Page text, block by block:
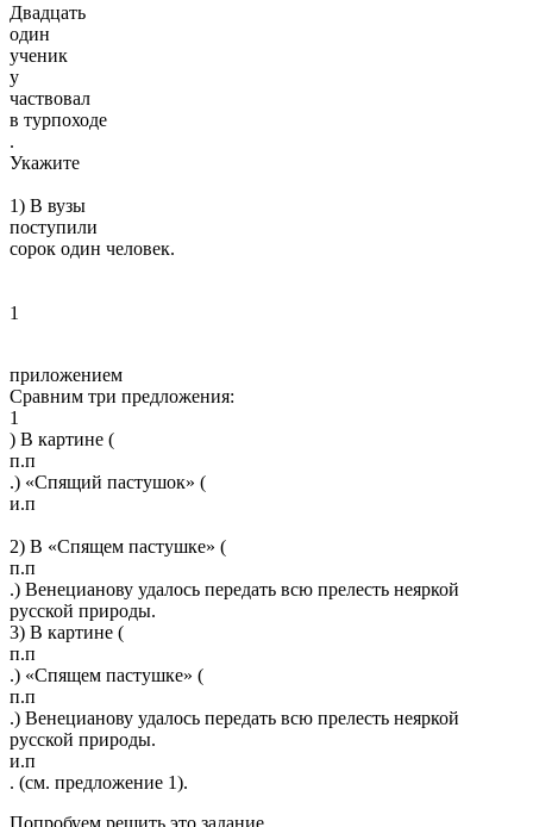
Двадцать
один
ученик
у
частвовал
в турпоходе
.
Укажите
1) В вузы
поступили
сорок один человек.
1
приложением
Сравним три предложения:
1
) В картине (
п.п
.) «Спящий пастушок» (
и.п
2) В «Спящем пастушке» (
п.п
.) Венецианову удалось передать всю прелесть неяркой
русской природы.
3) В картине (
п.п
.) «Спящем пастушке» (
п.п
.) Венецианову удалось передать всю прелесть неяркой
русской природы.
и.п
. (см. предложение 1).
Попробуем решить это задание